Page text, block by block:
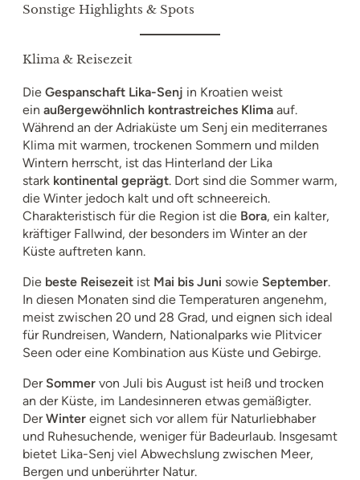
Sonstige Highlights & Spots
Klima & Reisezeit
Die Gespanschaft Lika-Senj in Kroatien weist
ein außergewöhnlich kontrastreiches Klima auf.
Während an der Adriaküste um Senj ein mediterranes
Klima mit warmen, trockenen Sommern und milden
Wintern herrscht, ist das Hinterland der Lika
stark kontinental geprägt. Dort sind die Sommer warm,
die Winter jedoch kalt und oft schneereich.
Charakteristisch für die Region ist die Bora, ein kalter,
kräftiger Fallwind, der besonders im Winter an der
Küste auftreten kann.
Die beste Reisezeit ist Mai bis Juni sowie September.
In diesen Monaten sind die Temperaturen angenehm,
meist zwischen 20 und 28 Grad, und eignen sich ideal
für Rundreisen, Wandern, Nationalparks wie Plitvicer
Seen oder eine Kombination aus Küste und Gebirge.
Der Sommer von Juli bis August ist heiß und trocken
an der Küste, im Landesinneren etwas gemäßigter.
DerWinter eignet sich vor allem für Naturliebhaber
und Ruhesuchende, weniger für Badeurlaub. Insgesamt
bietet Lika-Senj viel Abwechslung zwischen Meer,
Bergen und unberührter Natur.